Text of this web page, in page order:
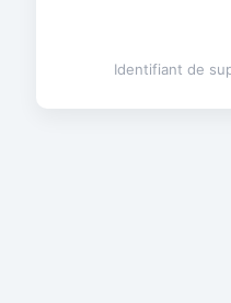
Identifiant de